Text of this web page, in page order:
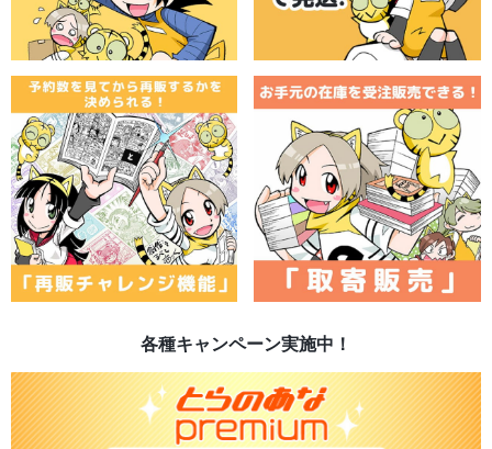
各種キャンペーン実施中！